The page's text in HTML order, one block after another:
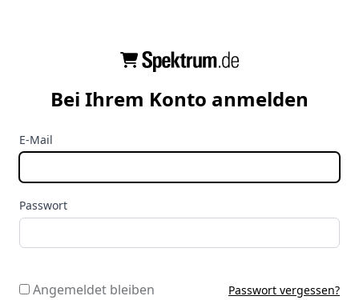
Bei Ihrem Konto anmelden
E-Mail
Passwort
Angemeldet bleiben Passwort vergessen?